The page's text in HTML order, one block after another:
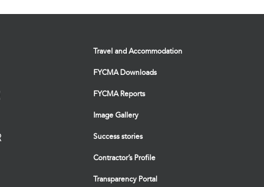
Travel and Accommodation
FYCMA Downloads
FYCMA Reports
Image Gallery
Success stories
Contractor’s Profile
Transparency Portal